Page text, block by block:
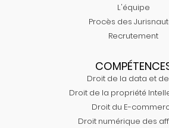
L'équipe
Procès des
Recrutement
Droit de la data et de
Droit de la propriété
Droit du E-
Droit numérique des